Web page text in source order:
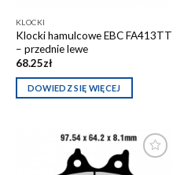
KLOCKI
Klocki hamulcowe EBC FA413TT
– przednie lewe
68.25zł
DOWIEDZ SIĘ WIĘCEJ